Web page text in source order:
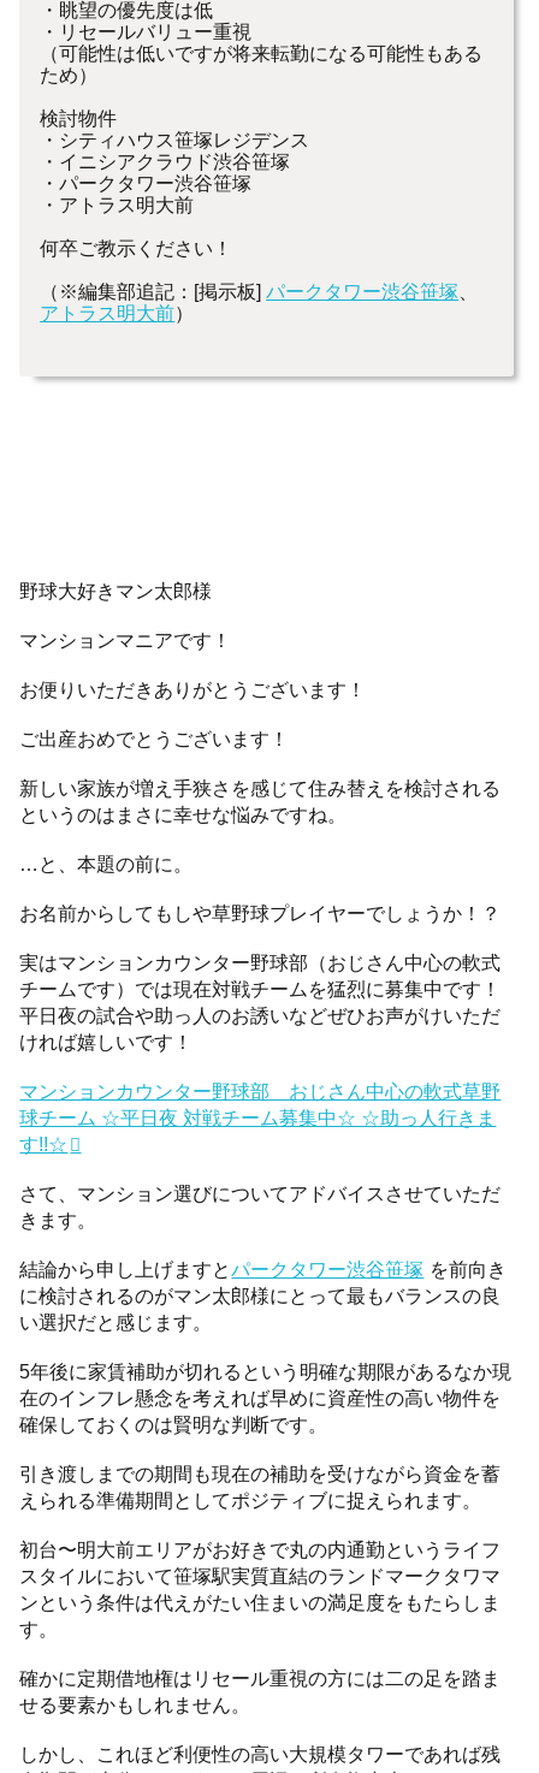
・眺望の優先度は低
・リセールバリュー重視
（可能性は低いですが将来転勤になる可能性もある
ため）
検討物件
・シティハウス笹塚レジデンス
・イニシアクラウド渋谷笹塚
・パークタワー渋谷笹塚
・アトラス明大前
何卒ご教示ください！
（※編集部追記：[掲示板]パークタワー渋谷笹塚
アトラス明大前）
野球大好きマン太郎様
マンションマニアです！
お便りいただきありがとうございます！
ご出産おめでとうございます！
新しい家族が増え手狭さを感じて住み替えを検討される
というのはまさに幸せな悩みですね。
…と、本題の前に。
お名前からしてもしや草野球プレイヤーでしょうか！？
実はマンションカウンター野球部（おじさん中心の軟式
チームです）では現在対戦チームを猛烈に募集中です！
平日夜の試合や助っ人のお誘いなどぜひお声がけいただ
ければ嬉しいです！
マンションカウンター野球部 おじさん中心の軟式草野
球チーム ☆平日夜 対戦チーム募集中☆ ☆助っ人行きま
す!!☆
さて、マンション選びについてアドバイスさせていただ
きます。
結論から申し上げますとパークタワー渋谷笹塚 を前向き
に検討されるのがマン太郎様にとって最もバランスの良
い選択だと感じます。
5年後に家賃補助が切れるという明確な期限があるなか現
在のインフレ懸念を考えれば早めに資産性の高い物件を
確保しておくのは賢明な判断です。
引き渡しまでの期間も現在の補助を受けながら資金を蓄
えられる準備期間としてポジティブに捉えられます。
初台〜明大前エリアがお好きで丸の内通勤というライフ
スタイルにおいて笹塚駅実質直結のランドマークタワマ
ンという条件は代えがたい住まいの満足度をもたらしま
す。
確かに定期借地権はリセール重視の方には二の足を踏ま
せる要素かもしれません。
しかし、これほど利便性の高い大規模タワーであれば残